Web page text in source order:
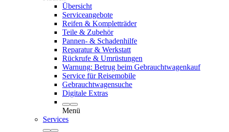
Übersicht
Serviceangebote
Reifen & Kompletträder
Teile & Zubehör
Pannen- & Schadenhilfe
Reparatur & Werkstatt
Rückrufe & Umrüstungen
Warnung: Betrug beim Gebrauchtwagenkauf
Service für Reisemobile
Gebrauchtwagensuche
Digitale Extras
Menü
Services